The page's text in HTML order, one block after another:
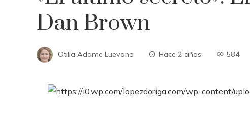
Dan Brown
Otilia Adame Luevano Hace 2 años 584